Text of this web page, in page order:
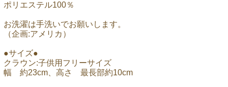
ポリエステル100％
お洗濯は手洗いでお願いします。
（企画:アメリカ）
●サイズ●
クラウン:子供用フリーサイズ
幅 約23cm、高さ 最長部約10cm